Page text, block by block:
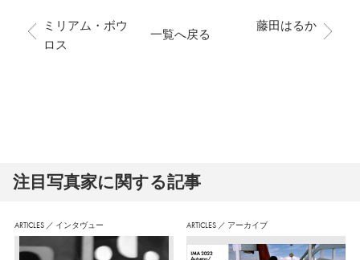
ミリアム・ボウ
ロス
藤田はるか
一覧へ戻る
注⽬写真家に関する記事
ARTICLES ／ インタヴュー ARTICLES ／ アーカイブ